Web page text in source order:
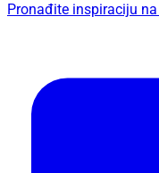
Pronađite inspiraciju